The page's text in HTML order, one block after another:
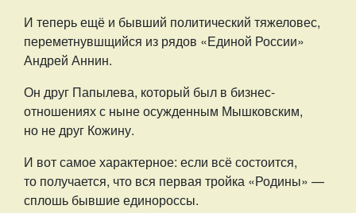
И теперь ещё и бывший политический тяжеловес,
переметнувшщийся из рядов «Единой России»
Андрей Аннин.
Он друг Папылева, который был в бизнес-
отношениях с ныне осужденным Мышковским,
но не друг Кожину.
И вот самое характерное: если всё состоится,
то получается, что вся первая тройка «Родины» —
сплошь бывшие единороссы.